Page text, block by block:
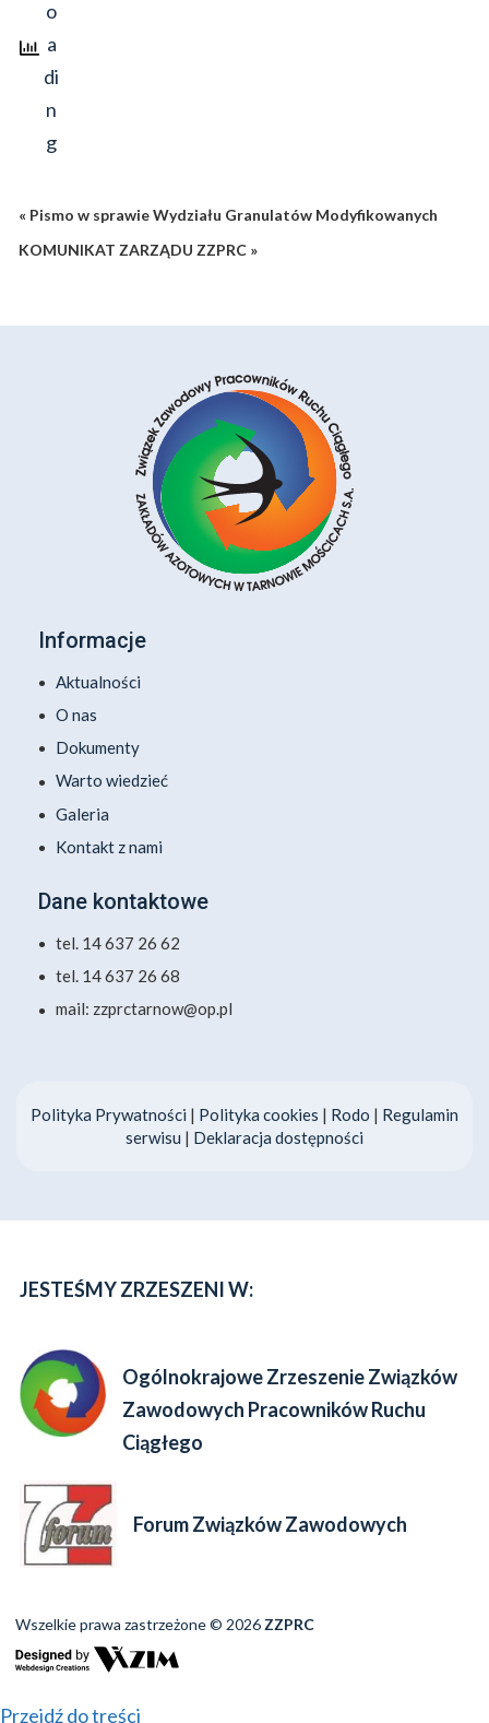
« Pismo w sprawie Wydziału Granulatów Modyfikowanych
KOMUNIKAT ZARZĄDU ZZPRC »
Informacje
Aktualności
O nas
Dokumenty
Warto wiedzieć
Galeria
Kontakt z nami
Dane kontaktowe
tel. 14 637 26 62
tel. 14 637 26 68
mail: zzprctarnow@op.pl
Polityka Prywatności | Polityka cookies | Rodo | Regulamin
serwisu | Deklaracja dostępności
JESTEŚMY ZRZESZENI W:
Ogólnokrajowe Zrzeszenie Związków
Zawodowych Pracowników Ruchu
Ciągłego
Forum Związków Zawodowych
Wszelkie prawa zastrzeżone © 2026 ZZPRC
Przejdź do treści